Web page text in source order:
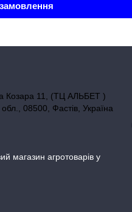
Козара 11, (ТЦ АЛЬБЕТ )
обл., 08500, Фастів, Україна
магазин агротоварів у